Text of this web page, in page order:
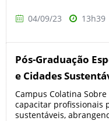
04/09/23 13h39
Pós-Graduação
e Cidades
Campus Colatina
capacitar profissionais
sustentáveis,